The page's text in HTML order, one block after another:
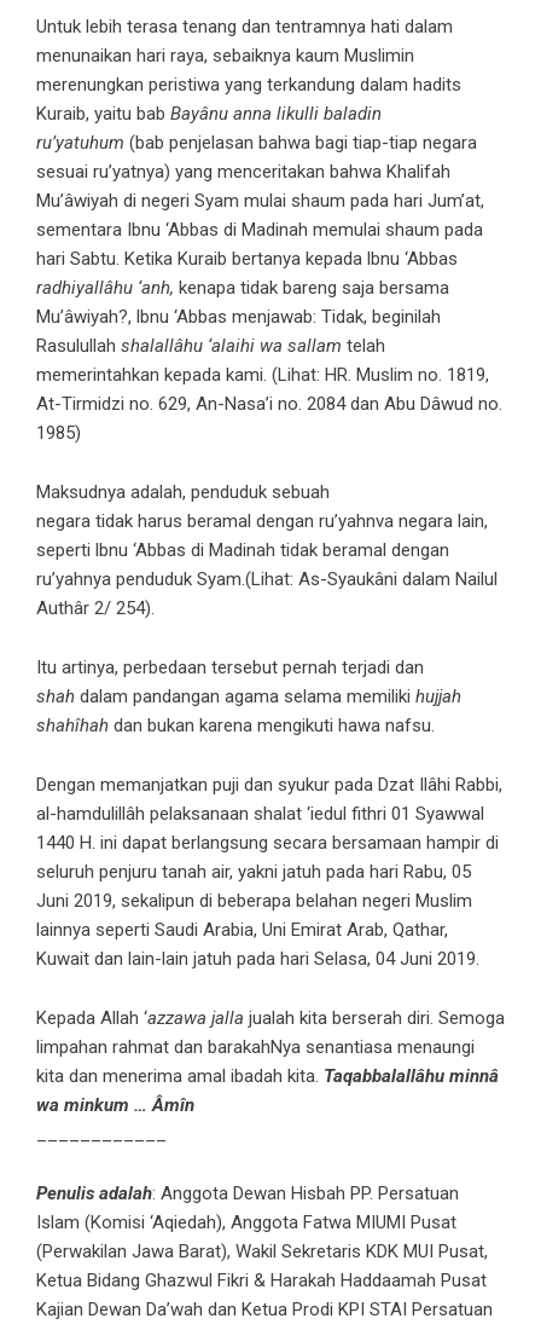
Untuk lebih terasa tenang dan tentramnya hati dalam
menunaikan hari raya, sebaiknya kaum Muslimin
merenungkan peristiwa yang terkandung dalam hadits
Kuraib, yaitu bab Bayânu anna likulli baladin
ru’yatuhum (bab penjelasan bahwa bagi tiap-tiap negara
sesuai ru’yatnya) yang menceritakan bahwa Khalifah
Mu’âwiyah di negeri Syam mulai shaum pada hari Jum’at,
sementara Ibnu ‘Abbas di Madinah memulai shaum pada
hari Sabtu. Ketika Kuraib bertanya kepada lbnu ‘Abbas
radhiyallâhu ‘anh, kenapa tidak bareng saja bersama
Mu’âwiyah?, lbnu ‘Abbas menjawab: Tidak, beginilah
Rasulullah shalallâhu ‘alaihi wa sallam telah
memerintahkan kepada kami. (Lihat: HR. Muslim no. 1819,
At-Tirmidzi no. 629, An-Nasa’i no. 2084 dan Abu Dâwud no.
1985)
Maksudnya adalah, penduduk sebuah
negara tidak harus beramal dengan ru’yahnva negara lain,
seperti lbnu ‘Abbas di Madinah tidak beramal dengan
ru’yahnya penduduk Syam.(Lihat: As-Syaukâni dalam Nailul
Authâr 2/ 254).
Itu artinya, perbedaan tersebut pernah terjadi dan
shah dalam pandangan agama selama memiliki hujjah
shahîhah dan bukan karena mengikuti hawa nafsu.
Dengan memanjatkan puji dan syukur pada Dzat Ilâhi Rabbi,
al-hamdulillâh pelaksanaan shalat ‘iedul fithri 01 Syawwal
1440 H. ini dapat berlangsung secara bersamaan hampir di
seluruh penjuru tanah air, yakni jatuh pada hari Rabu, 05
Juni 2019, sekalipun di beberapa belahan negeri Muslim
lainnya seperti Saudi Arabia, Uni Emirat Arab, Qathar,
Kuwait dan lain-lain jatuh pada hari Selasa, 04 Juni 2019.
Kepada Allah ‘azzawa jalla jualah kita berserah diri. Semoga
limpahan rahmat dan barakahNya senantiasa menaungi
kita dan menerima amal ibadah kita. Taqabbalallâhu minnâ
wa minkum … Âmîn
Penulis adalah: Anggota Dewan Hisbah PP. Persatuan
Islam (Komisi ‘Aqiedah), Anggota Fatwa MIUMI Pusat
(Perwakilan Jawa Barat), Wakil Sekretaris KDK MUI Pusat,
Ketua Bidang Ghazwul Fikri & Harakah Haddaamah Pusat
Kajian Dewan Da’wah dan Ketua Prodi KPI STAI Persatuan